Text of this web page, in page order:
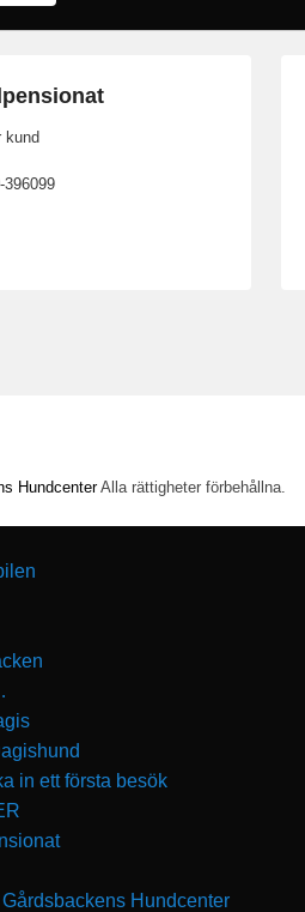
kund
396099
HundcenterAlla rättigheter förbehållna.
in ett första besök
Hundcenter